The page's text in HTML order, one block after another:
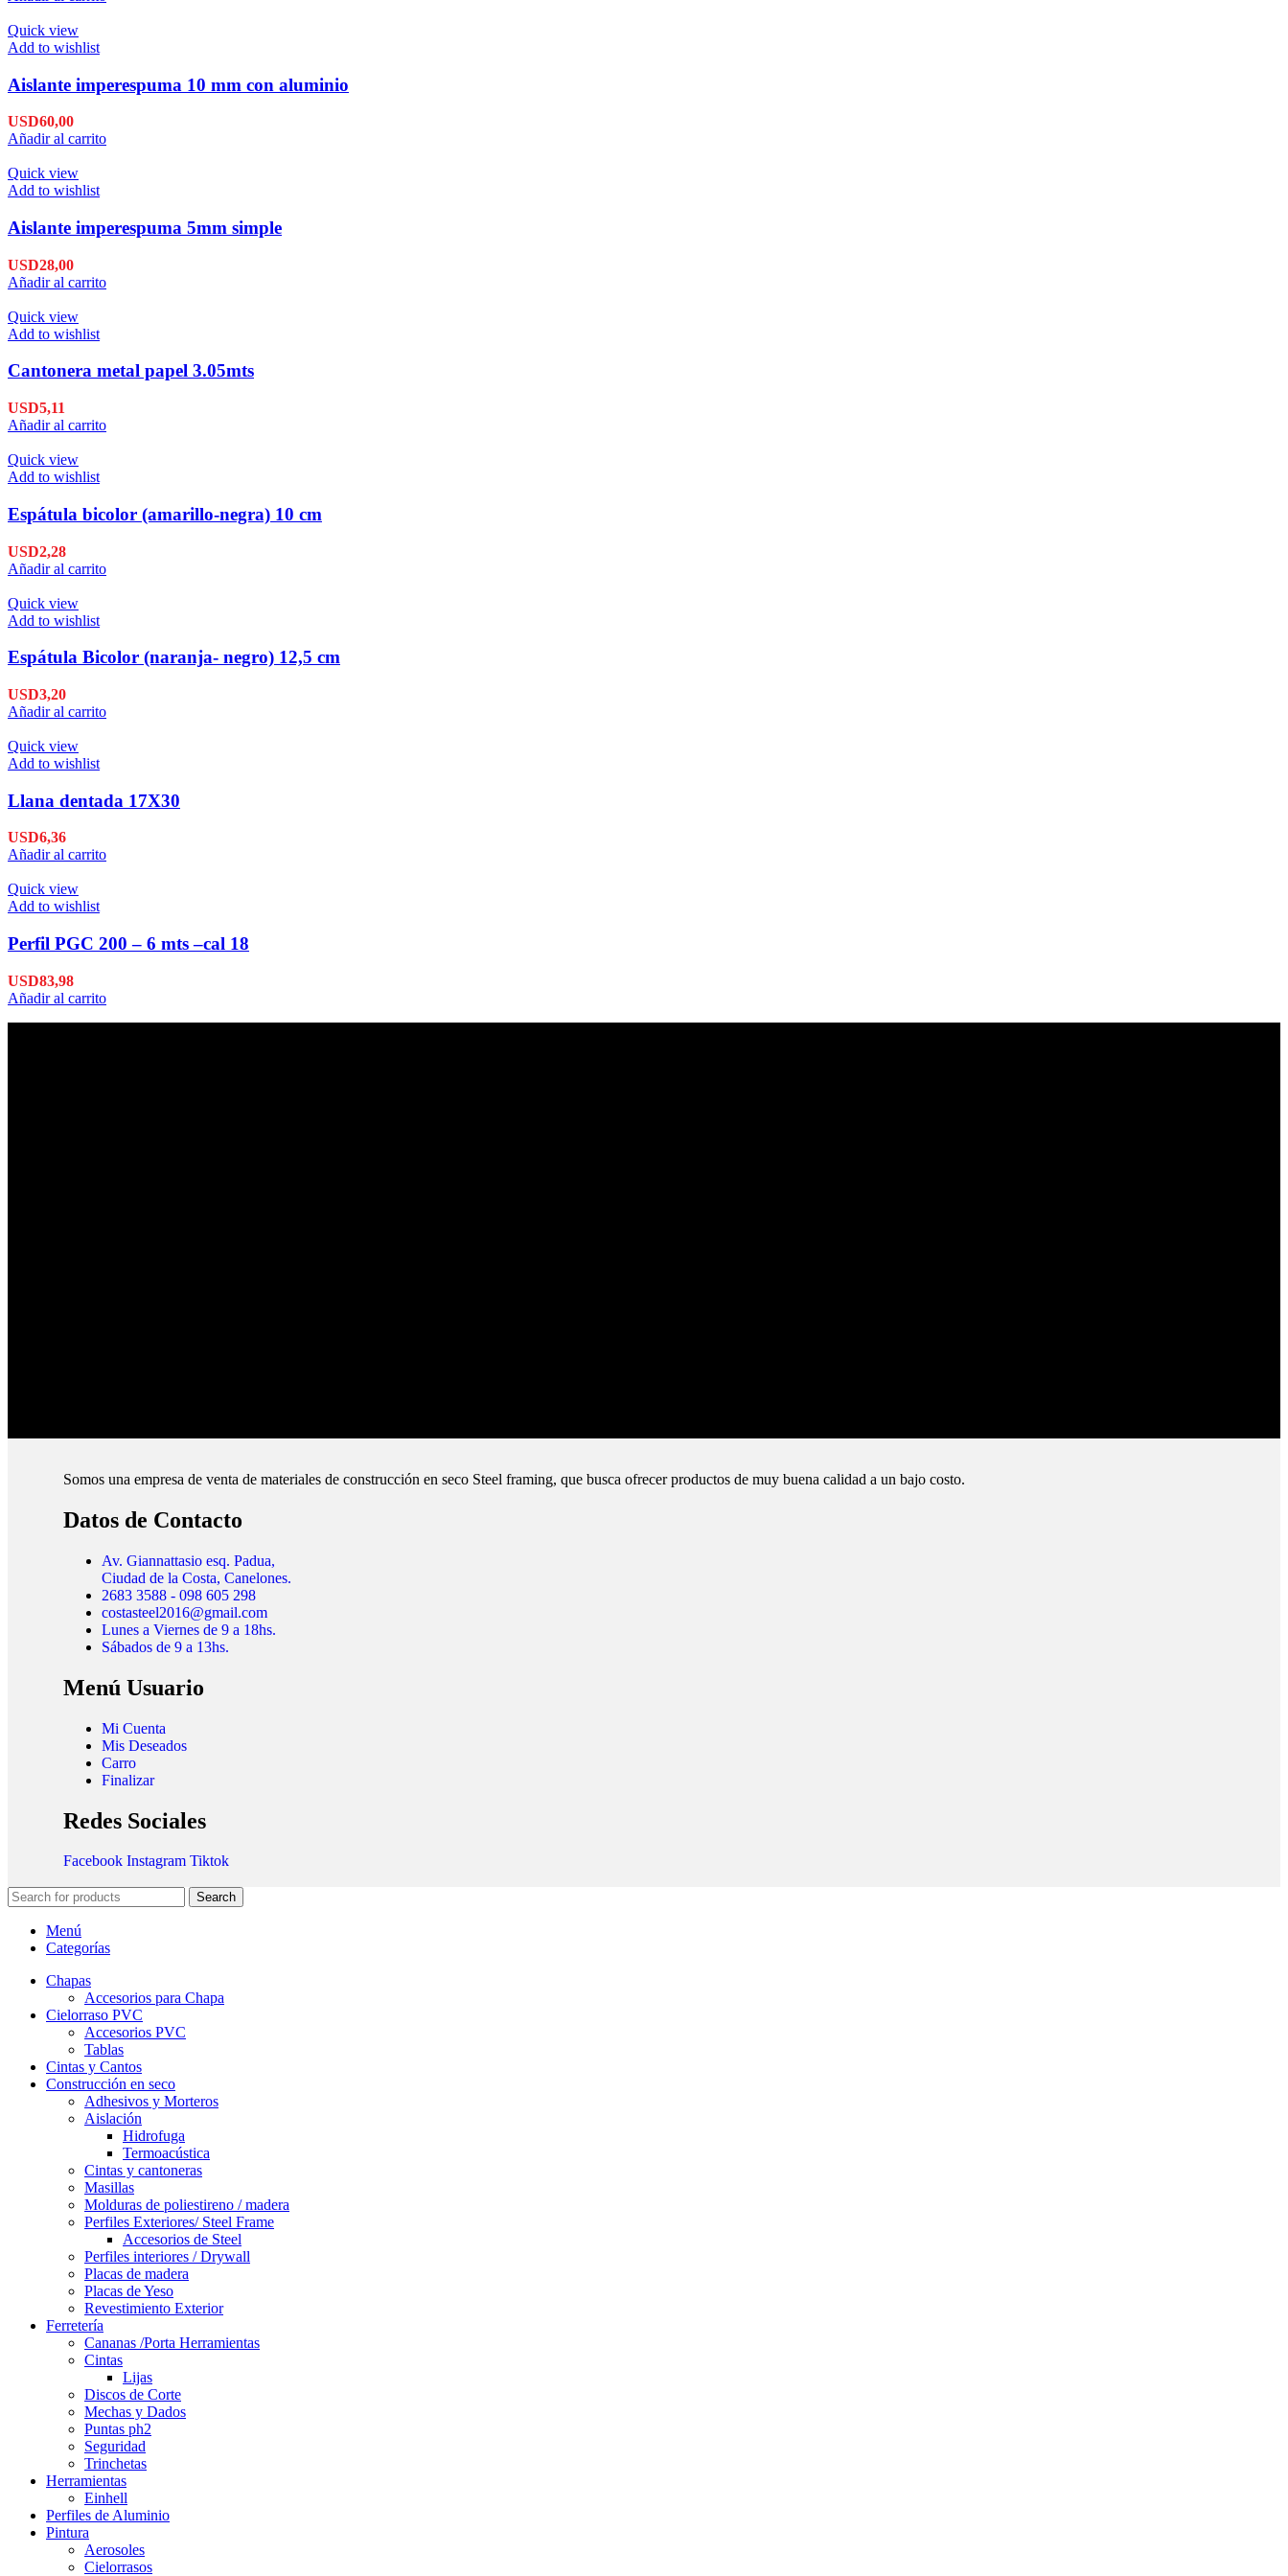
Quick view
Add to wishlist
Aislante imperespuma 10 mm con aluminio
USD60,00
Añadir al carrito
Quick view
Add to wishlist
Aislante imperespuma 5mm simple
USD28,00
Añadir al carrito
Quick view
Add to wishlist
Cantonera metal papel 3.05mts
USD5,11
Añadir al carrito
Quick view
Add to wishlist
Espátula bicolor (amarillo-negra) 10 cm
USD2,28
Añadir al carrito
Quick view
Add to wishlist
Espátula Bicolor (naranja- negro) 12,5 cm
USD3,20
Añadir al carrito
Quick view
Add to wishlist
Llana dentada 17X30
USD6,36
Añadir al carrito
Quick view
Add to wishlist
Perfil PGC 200 – 6 mts –cal 18
USD83,98
Añadir al carrito
Somos una empresa de venta de materiales de construcción en seco Steel framing, que busca ofrecer productos de muy buena calidad a un bajo costo.
Datos de Contacto
Av. Giannattasio esq. Padua,
Ciudad de la Costa, Canelones.
2683 3588 - 098 605 298
costasteel2016@gmail.com
Lunes a Viernes de 9 a 18hs.
Sábados de 9 a 13hs.
Menú Usuario
Mi Cuenta
Mis Deseados
Carro
Finalizar
Redes Sociales
Facebook Instagram Tiktok
Search
Menú
Categorías
Chapas
Accesorios para Chapa
Cielorraso PVC
Accesorios PVC
Tablas
Cintas y Cantos
Construcción en seco
Adhesivos y Morteros
Aislación
Hidrofuga
Termoacústica
Cintas y cantoneras
Masillas
Molduras de poliestireno / madera
Perfiles Exteriores/ Steel Frame
Accesorios de Steel
Perfiles interiores / Drywall
Placas de madera
Placas de Yeso
Revestimiento Exterior
Ferretería
Cananas /Porta Herramientas
Cintas
Lijas
Discos de Corte
Mechas y Dados
Puntas ph2
Seguridad
Trinchetas
Herramientas
Einhell
Perfiles de Aluminio
Pintura
Aerosoles
Cielorrasos